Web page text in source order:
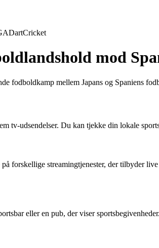
DartCricket
mod
fodboldkamp mellem Japans og Spaniens
tv-udsendelser. Du kan tjekke din lokale
forskellige streamingtjenester, der tilbyder
eller en pub, der viser